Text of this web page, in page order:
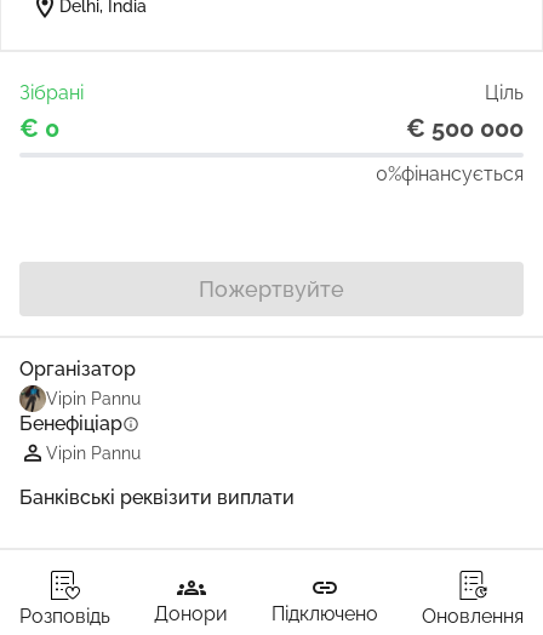
location_on Delhi, India
Зібрані Ціль
€ 0 € 500 000
0%фінансується
Пожертвуйте
Організатор
Vipin Pannu
Бенефіціарinfo
Vipin Pannu
Банківські реквізити виплати
Розповідь
groups
Донори
link
Підключено Оновлення